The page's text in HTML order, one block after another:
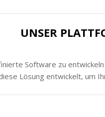
UNSER
Software zu
Lösung entwickelt, um